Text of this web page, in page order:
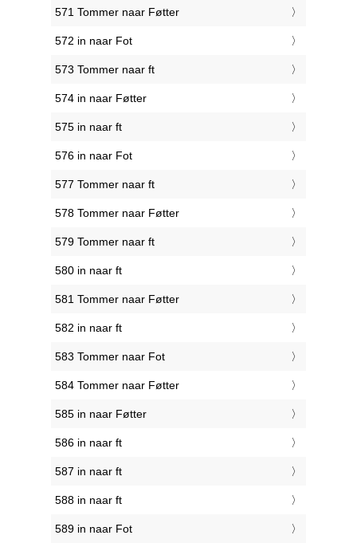
571 Tommer naar Føtter
572 in naar Fot
573 Tommer naar ft
574 in naar Føtter
575 in naar ft
576 in naar Fot
577 Tommer naar ft
578 Tommer naar Føtter
579 Tommer naar ft
580 in naar ft
581 Tommer naar Føtter
582 in naar ft
583 Tommer naar Fot
584 Tommer naar Føtter
585 in naar Føtter
586 in naar ft
587 in naar ft
588 in naar ft
589 in naar Fot